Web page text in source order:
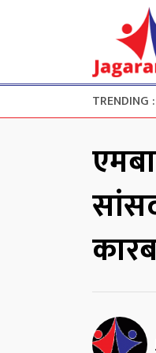
TRENDING :